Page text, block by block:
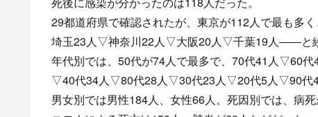
死後に感染が分かったのは118人だった。
29都道府県で確認されたが、東京が112人で最も多く
埼玉23人▽神奈川22人▽大阪20人▽千葉19人――と続
年代別では、50代が74人で最多で、70代41人▽60代
▽40代34人▽80代28人▽30代23人▽20代5人▽90代
男女別では男性184人、女性66人。死因別では、病死